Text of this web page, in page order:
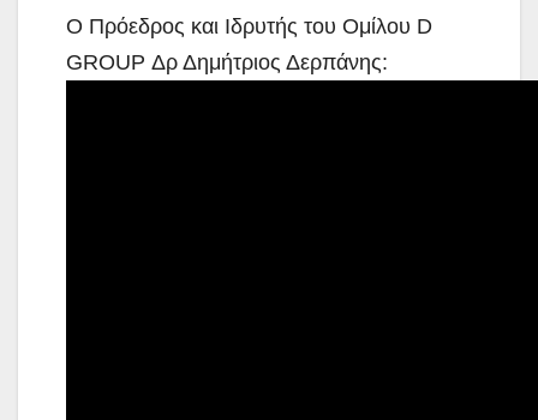
Ο Πρόεδρος και Ιδρυτής του Ομίλου D
GROUP Δρ Δημήτριος Δερπάνης: